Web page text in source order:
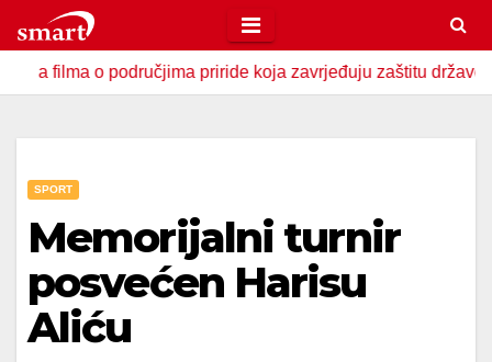
to
contento područjima priride koja zavrjeđuju zaštitu države
SPORT
Memorijalni turnir
posvećen Harisu
Aliću